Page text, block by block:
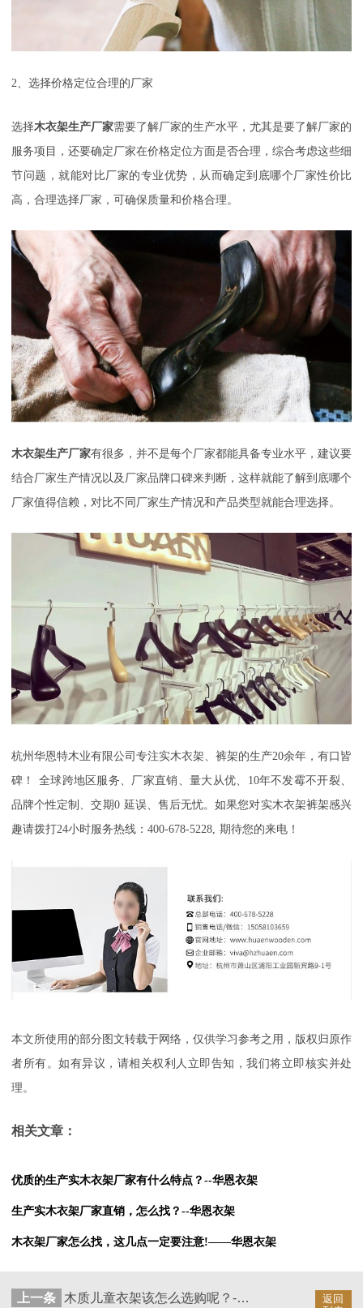
2、选择价格定位合理的厂家
选择木衣架生产厂家需要了解厂家的生产水平，尤其是要了解厂家的
服务项目，还要确定厂家在价格定位方面是否合理，综合考虑这些细
节问题，就能对比厂家的专业优势，从而确定到底哪个厂家性价比
高，合理选择厂家，可确保质量和价格合理。
木衣架生产厂家有很多，并不是每个厂家都能具备专业水平，建议要
结合厂家生产情况以及厂家品牌口碑来判断，这样就能了解到底哪个
厂家值得信赖，对比不同厂家生产情况和产品类型就能合理选择。
杭州华恩特木业有限公司 专注实木衣架、裤架的生产20余年，有口皆
碑！
全球跨地区服务、厂家直销、量大从优、 10年不发霉不开裂、
品牌个性定制、交期0 延误、售后无忧。如果您对实木衣架裤架感兴
趣请拨打24小时服务热线： 400-678-5228, 期待您的来电！
本文所使用的部分图文转载于网络，仅供学习参考之用，版权归原作
者所有。如有异议，请相关权利人立即告知，我们将立即核实并处
理。
相关文章：
优质的生产实木衣架厂家有什么特点？--华恩衣架
生产实木衣架厂家直销，怎么找？--华恩衣架
木衣架厂家怎么找，这几点一定要注意!——华恩衣架
返回
上一条 木质儿童衣架该怎么选购呢？--华恩衣架